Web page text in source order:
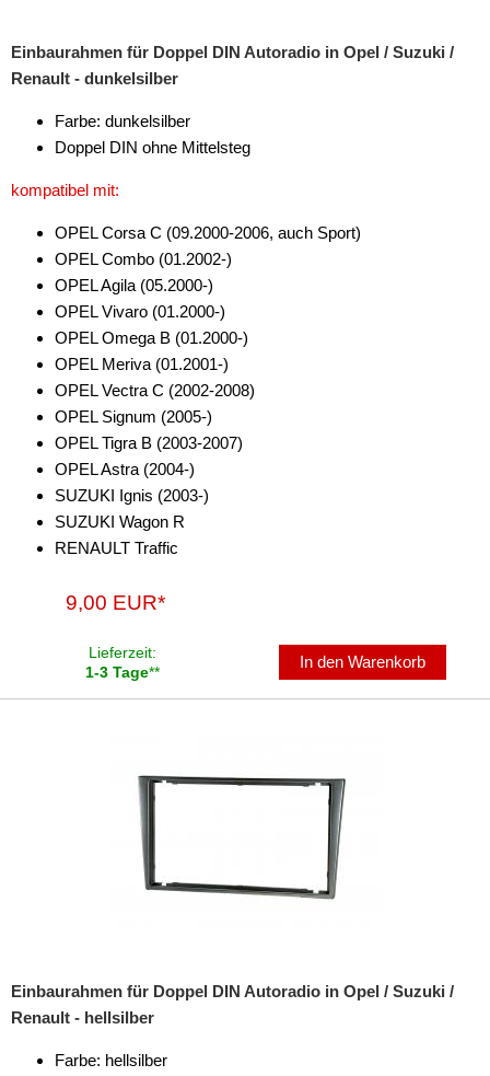
für Smart
für Ssangyong
für Subaru
für Toyota
für Volkswagen
für Volvo
Universal
Radioeinbausets
Radiorahmen
SD-Adapter
Stromversorgung
Subwoofer-Zubehör
USB-Adapter
Verstärker-Zubehör
Wechsler-Zubehör
Einbaurahmen für Doppel DIN Autoradio in Opel / Suzuki /
Renault - dunkelsilber
Farbe: dunkelsilber
Doppel DIN ohne Mittelsteg
kompatibel mit:
OPEL Corsa C (09.2000-2006, auch Sport)
OPEL Combo (01.2002-)
OPEL Agila (05.2000-)
OPEL Vivaro (01.2000-)
OPEL Omega B (01.2000-)
OPEL Meriva (01.2001-)
OPEL Vectra C (2002-2008)
OPEL Signum (2005-)
OPEL Tigra B (2003-2007)
OPEL Astra (2004-)
SUZUKI Ignis (2003-)
SUZUKI Wagon R
RENAULT Traffic
9,00 EUR*
Lieferzeit:
1-3 Tage**
In den Warenkorb
Einbaurahmen für Doppel DIN Autoradio in Opel / Suzuki /
Renault - hellsilber
Farbe: hellsilber